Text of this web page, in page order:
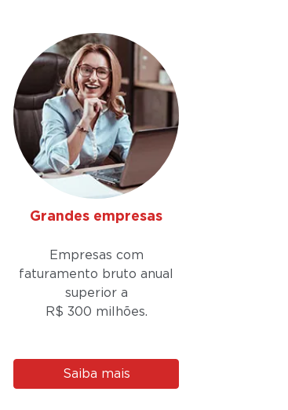
Grandes empresas
Empresas com
faturamento bruto anual
superior a
R$ 300 milhões.
Saiba mais